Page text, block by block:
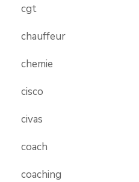
cgt
chauffeur
chemie
cisco
civas
coach
coaching